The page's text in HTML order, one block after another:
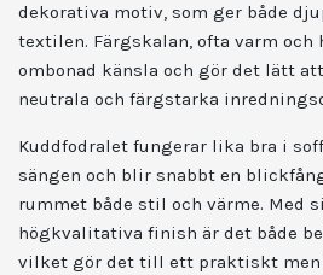
dekorativa motiv, som ger både
textilen. Färgskalan, ofta varm och
ombonad känsla och gör det lätt
neutrala och färgstarka
Kuddfodralet fungerar lika bra i
sängen och blir snabbt en
rummet både stil och värme. Med
högkvalitativa finish är det både
vilket gör det till ett praktiskt men